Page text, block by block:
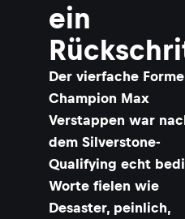
ein
Der vierfache
Champion Max
Verstappen war
dem Silverstone-
Qualifying echt
Worte fielen wie
Desaster, peinlich,